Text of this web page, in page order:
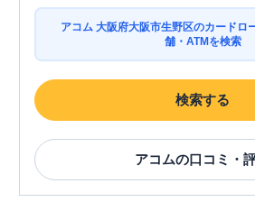
アコム 大阪府大阪市生野区のカードロ
舗・ATMを検索
検索する
アコムの口コミ・